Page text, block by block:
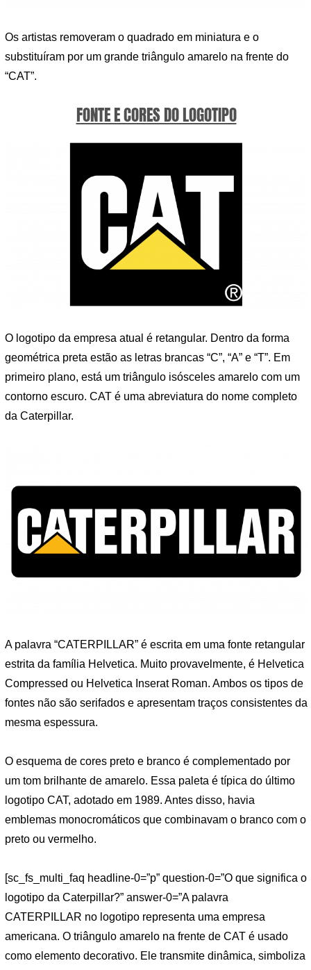
Os artistas removeram o quadrado em miniatura e o
substituíram por um grande triângulo amarelo na frente do
“CAT”.
FONTE E CORES DO LOGOTIPO
O logotipo da empresa atual é retangular. Dentro da forma
geométrica preta estão as letras brancas “C”, “A” e “T”. Em
primeiro plano, está um triângulo isósceles amarelo com um
contorno escuro. CAT é uma abreviatura do nome completo
da Caterpillar.
A palavra “CATERPILLAR” é escrita em uma fonte retangular
estrita da família Helvetica. Muito provavelmente, é Helvetica
Compressed ou Helvetica Inserat Roman. Ambos os tipos de
fontes não são serifados e apresentam traços consistentes da
mesma espessura.
O esquema de cores preto e branco é complementado por
um tom brilhante de amarelo. Essa paleta é típica do último
logotipo CAT, adotado em 1989. Antes disso, havia
emblemas monocromáticos que combinavam o branco com o
preto ou vermelho.
[sc_fs_multi_faq headline-0=”p” question-0=”O que significa o
logotipo da Caterpillar?” answer-0=”A palavra
CATERPILLAR no logotipo representa uma empresa
americana. O triângulo amarelo na frente de CAT é usado
como elemento decorativo. Ele transmite dinâmica, simboliza